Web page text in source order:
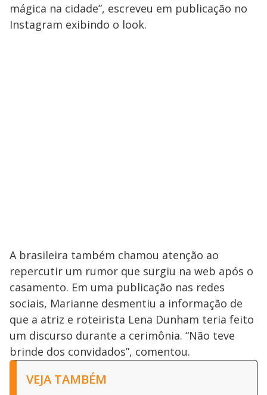
mágica na cidade”, escreveu em publicação no
Instagram exibindo o look.
A brasileira também chamou atenção ao
repercutir um rumor que surgiu na web após o
casamento. Em uma publicação nas redes
sociais, Marianne desmentiu a informação de
que a atriz e roteirista Lena Dunham teria feito
um discurso durante a cerimônia. “Não teve
brinde dos convidados”, comentou.
VEJA TAMBÉM